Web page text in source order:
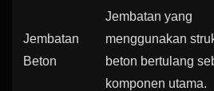
Jembatan
Beton
Jembatan yang
menggunakan
beton bertulang
komponen utama.